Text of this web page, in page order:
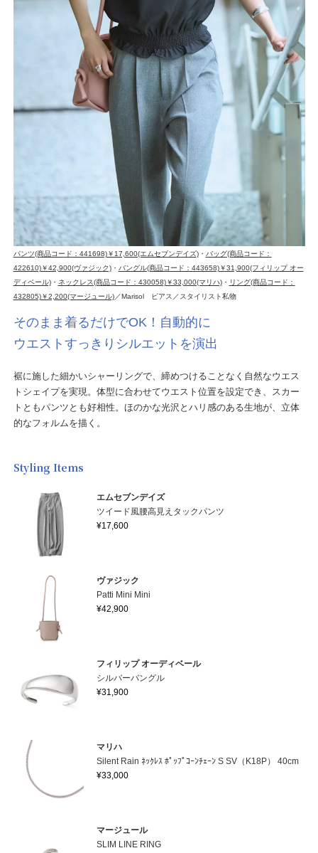
パンツ(商品コード：441698)￥17,600(エムセブンデイズ)・ バッグ(商品コード：
422610)￥42,900(ヴァジック)・ バングル(商品コード：443658)￥31,900(フィリップ オー
ディベール)・ ネックレス(商品コード：430058)￥33,000(マリハ)・ リング(商品コード：
432805)￥2,200(マージュール)／Marisol ピアス／スタイリスト私物
そのまま着るだけでOK！自動的に
ウエストすっきりシルエットを演出
裾に施した細かいシャーリングで、締めつけることなく自然なウエス
トシェイプを実現。体型に合わせてウエスト位置を設定でき、スカー
トともパンツとも好相性。ほのかな光沢とハリ感のある生地が、立体
的なフォルムを描く。
Styling Items
エムセブンデイズ
ツイード風腰高見えタックパンツ
¥17,600
ヴァジック
Patti Mini Mini
¥42,900
フィリップ オーディベール
シルバーバングル
¥31,900
マリハ
Silent Rain ﾈｯｸﾚｽ ﾎﾟｯﾌﾟｺｰﾝﾁｪｰﾝ S SV（K18P） 40cm
¥33,000
マージュール
SLIM LINE RING